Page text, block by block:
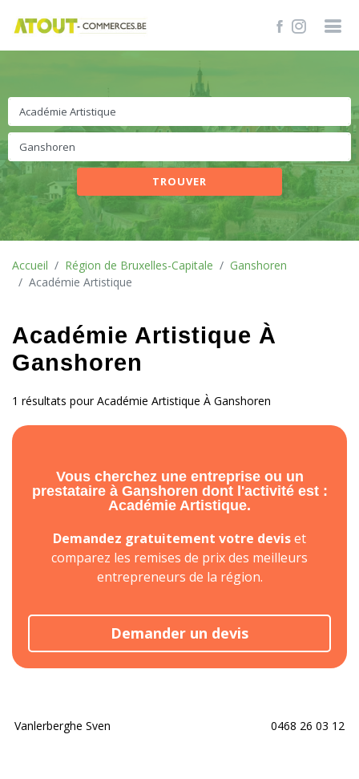
TROUVER
Accueil Région de Bruxelles-Capitale
Ganshoren
Académie Artistique
Académie Artistique À
Ganshoren
1 résultats pour Académie Artistique À Ganshoren
Vous cherchez une entreprise ou un
prestataire à Ganshoren dont l'activité est :
Académie Artistique.
Demandez gratuitement votre deviset
comparez les remises de prix des meilleurs
entrepreneurs de la région.
Demander un devis
Vanlerberghe Sven 0468 26 03 12